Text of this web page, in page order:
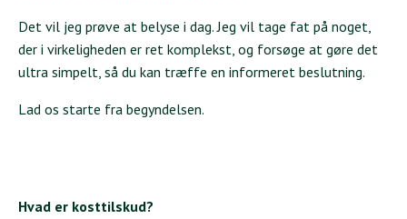
Det vil jeg prøve at belyse i dag. Jeg vil tage fat på noget,
der i virkeligheden er ret komplekst, og forsøge at gøre det
ultra simpelt, så du kan træffe en informeret beslutning.
Lad os starte fra begyndelsen.
Hvad er kosttilskud?